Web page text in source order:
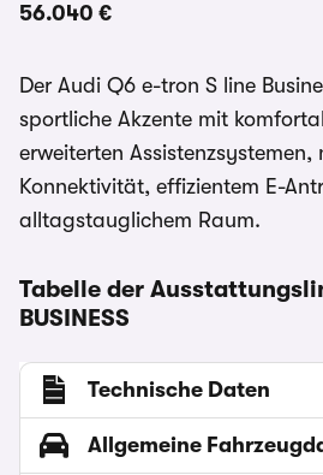
56.040 €
Der Audi Q6 e-tron S line
sportliche Akzente mit
erweiterten Assistenzsystemen,
Konnektivität, effizientem E-
alltagstauglichem Raum.
Tabelle der
BUSINESS
Technische Daten
Allgemeine